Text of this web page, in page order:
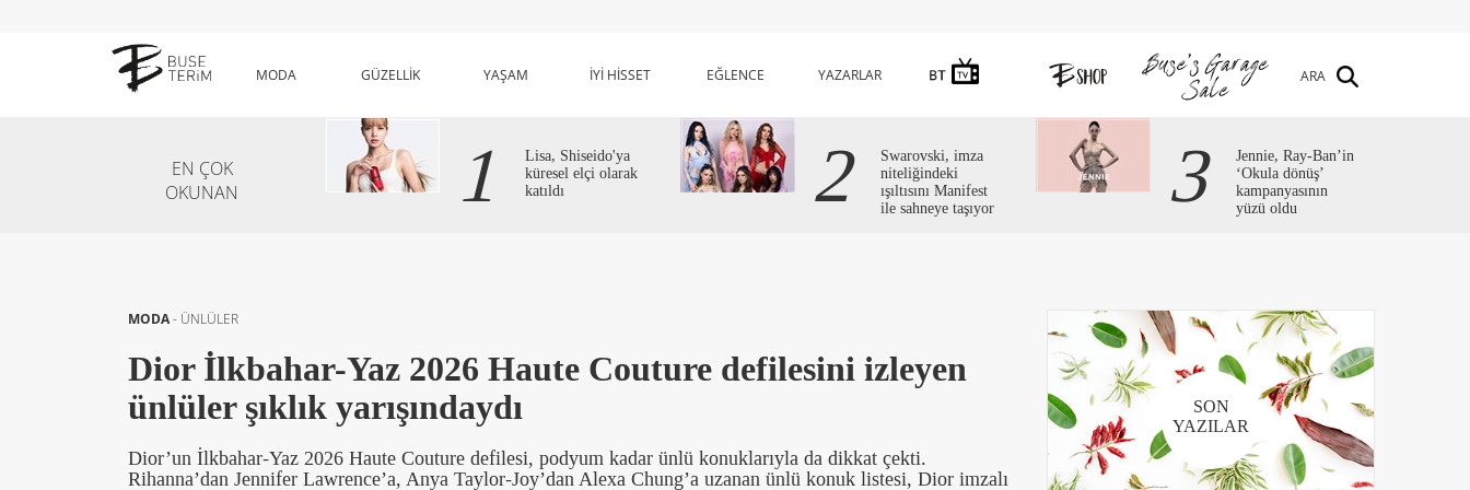
MODA GÜZELLİK YAŞAM İYİ HİSSET EĞLENCE YAZARLAR ARA
EN ÇOK
OKUNAN
1
Lisa, Shiseido'ya
küresel elçi olarak
katıldı
2
Swarovski, imza
niteliğindeki
ışıltısını Manifest
ile sahneye taşıyor
3
Jennie, Ray-Ban’in
‘Okula dönüş’
kampanyasının
yüzü oldu
MODA- ÜNLÜLER
Dior İlkbahar-Yaz 2026 Haute Couture defilesini izleyen
ünlüler şıklık yarışındaydı
Dior’un İlkbahar-Yaz 2026 Haute Couture defilesi, podyum kadar ünlü konuklarıyla da dikkat çekti.
Rihanna’dan Jennifer Lawrence’a, Anya Taylor-Joy’dan Alexa Chung’a uzanan ünlü konuk listesi, Dior imzalı
SON
YAZILAR